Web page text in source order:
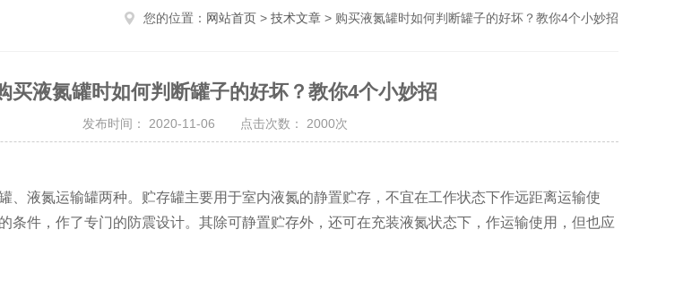
您的位置： 网站首页 > 技术文章 > 购买液氮罐时如何判断罐子的好坏？教你4个小妙招
买液氮罐时如何判断罐子的好坏？教你4个小妙招
发布时间： 2020-11-06 点击次数： 2000次
、液氮运输罐两种。贮存罐主要用于室内液氮的静置贮存，不宜在工作状态下作远距离运输使
条件，作了专门的防震设计。其除可静置贮存外，还可在充装液氮状态下，作运输使用，但也应